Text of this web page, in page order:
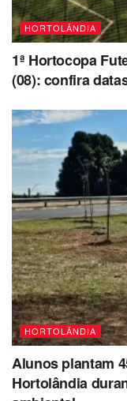
HORTOLÂNDIA
1ª Hortocopa
(08): confira
HORTOLÂNDIA
Alunos plantam
Hortolândia